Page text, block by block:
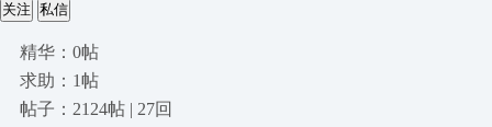
关注 私信
精华：0帖
求助：1帖
帖子：2124帖 | 27回